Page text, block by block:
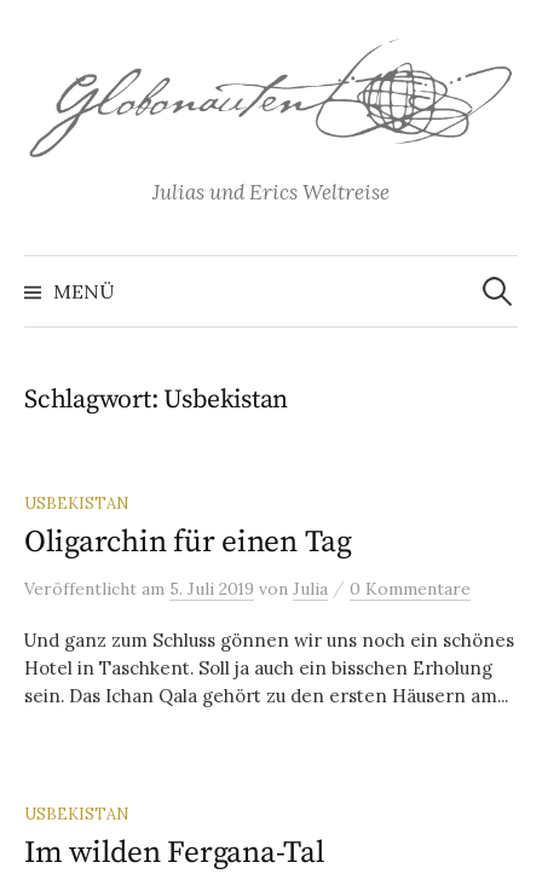
Inhalt
Julias und Erics Weltreise
MENÜ
Suchen
nach:
Schlagwort: Usbekistan
USBEKISTAN
Oligarchin für einen Tag
Veröffentlicht am 5. Juli 2019 von Julia / 0 Kommentare
Und ganz zum Schluss gönnen wir uns noch ein schönes
Hotel in Taschkent. Soll ja auch ein bisschen Erholung
sein. Das Ichan Qala gehört zu den ersten Häusern am...
USBEKISTAN
Im wilden Fergana-Tal